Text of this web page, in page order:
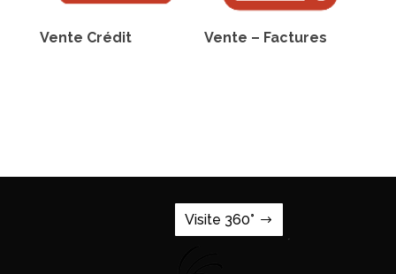
Vente Crédit Vente – Factures
Visite 360°